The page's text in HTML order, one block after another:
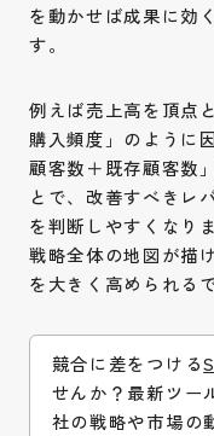
を動かせば成果に効
す。
例えば売上高を頂点
購入頻度」のように
顧客数＋既存顧客数
とで、改善すべきレ
を判断しやすくなり
戦略全体の地図が描
を大きく高められる
競合に差をつける
せんか？最新ツー
社の戦略や市場の